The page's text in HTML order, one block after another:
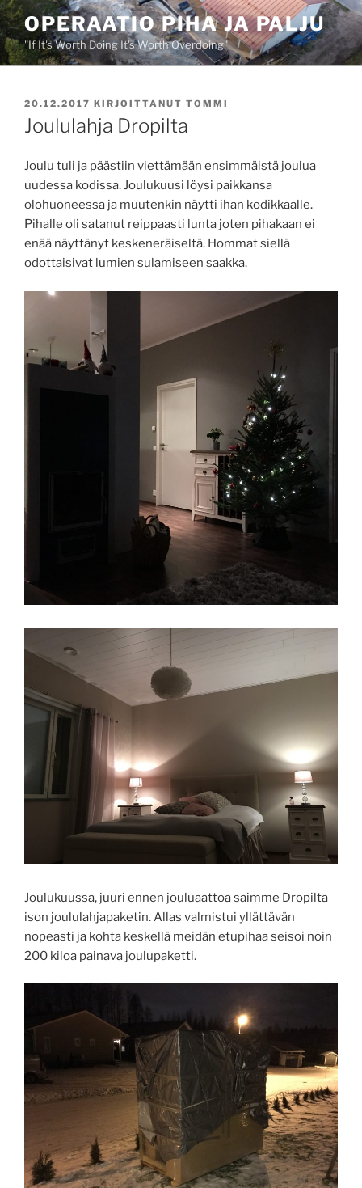
Siirry
sisältöönOPERAATIO PIHA JA PALJU
"If It's Worth Doing It's Worth Overdoing"
JULKAISTU
20.12.2017 KIRJOITTANUT TOMMI
Joululahja Dropilta
Joulu tuli ja päästiin viettämään ensimmäistä joulua
uudessa kodissa. Joulukuusi löysi paikkansa
olohuoneessa ja muutenkin näytti ihan kodikkaalle.
Pihalle oli satanut reippaasti lunta joten pihakaan ei
enää näyttänyt keskeneräiseltä. Hommat siellä
odottaisivat lumien sulamiseen saakka.
Joulukuussa, juuri ennen jouluaattoa saimme Dropilta
ison joululahjapaketin. Allas valmistui yllättävän
nopeasti ja kohta keskellä meidän etupihaa seisoi noin
200 kiloa painava joulupaketti.